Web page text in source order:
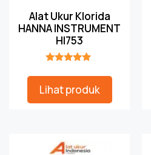
Alat Ukur Klorida
HANNA INSTRUMENT
HI753
Lihat produk